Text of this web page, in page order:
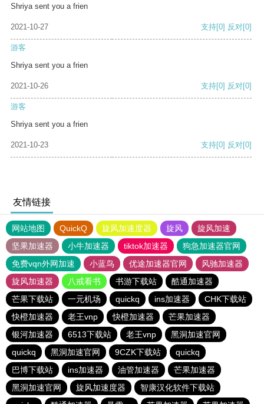
Shriya sent you a frien
2021-10-27 支持[0] 反对[0]
游客
Shriya sent you a frien
2021-10-26 支持[0] 反对[0]
游客
Shriya sent you a frien
2021-10-23 支持[0] 反对[0]
友情链接
网站地图 QuickQ 旋风加速度器 旋风
旋风加速
坚果加速器
小牛加速器 tiktok加速器
狗急加速器官网
免费vqn外网加速
小蓝鸟 优途加速器官网
风驰加速器
旋风加速器
八戒看书 书游下载站
酷通加速器
芒果下载站
一元机场 quickq ins加速器
CHK下载站
快橙加速器
老王vnp 快橙加速器
芒果加速器
银河加速器
6513下载站 老王vnp
黑洞加速官网
quickq
黑洞加速官网 9CZK下载站
quickq
巴博下载站
ins加速器 油管加速器
芒果加速器
黑洞加速官网
旋风加速度器
智康汉化软件下载站